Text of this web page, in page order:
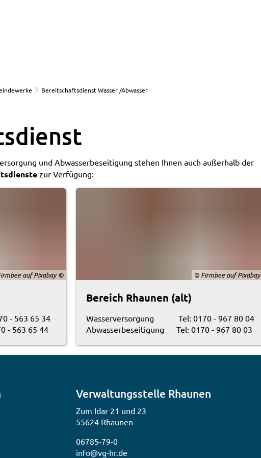
Bereitschaftsdienst Wasser /Abwasser
und Abwasserbeseitigung stehen Ihnen auch außerhalb der
zur Verfügung:
auf Pixabay
- 563 65 34
- 563 65 44
© Firmbee auf Pixabay
Bereich Rhaunen (alt)
Wasserversorgung Tel: 0170 - 967 80 04
Abwasserbeseitigung Tel: 0170 - 967 80 03
Verwaltungsstelle Rhaunen
Zum Idar 21 und 23
55624 Rhaunen
06785-79-0
info@vg-hr.de